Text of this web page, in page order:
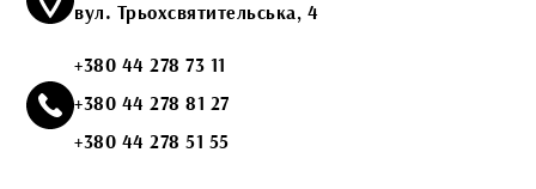
вул. Трьохсвятительська, 4
+380 44 278 73 11
+380 44 278 81 27
+380 44 278 51 55